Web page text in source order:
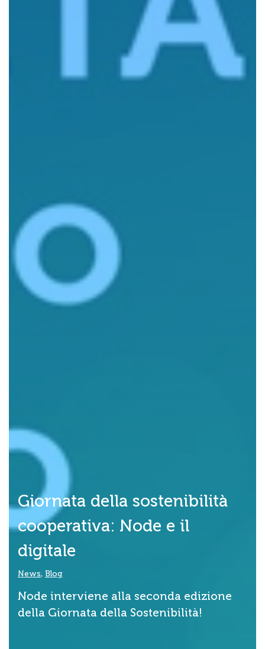
Giornata della sostenibilità
cooperativa: Node e il
digitale
News, Blog
Node interviene alla seconda edizione
della Giornata della Sostenibilità!